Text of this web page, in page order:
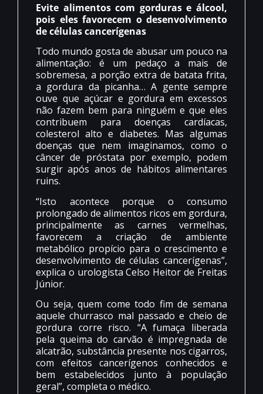
Evite alimentos com gorduras e álcool,
pois eles favorecem o desenvolvimento
de células cancerígenas
Todo mundo gosta de abusar um pouco na
alimentação: é um pedaço a mais de
sobremesa, a porção extra de batata frita,
a gordura da picanha… A gente sempre
ouve que açúcar e gordura em excessos
não fazem bem para ninguém e que eles
contribuem para doenças cardíacas,
colesterol alto e diabetes. Mas algumas
doenças que nem imaginamos, como o
câncer de próstata por exemplo, podem
surgir após anos de hábitos alimentares
ruins.
“Isto acontece porque o consumo
prolongado de alimentos ricos em gordura,
principalmente as carnes vermelhas,
favorecem a criação de ambiente
metabólico propício para o crescimento e
desenvolvimento de células cancerígenas”,
explica o urologista Celso Heitor de Freitas
Júnior.
Ou seja, quem come todo fim de semana
aquele churrasco mal passado e cheio de
gordura corre risco. “A fumaça liberada
pela queima do carvão é impregnada de
alcatrão, substância presente nos cigarros,
com efeitos cancerígenos conhecidos e
bem estabelecidos junto à população
geral”, completa o médico.